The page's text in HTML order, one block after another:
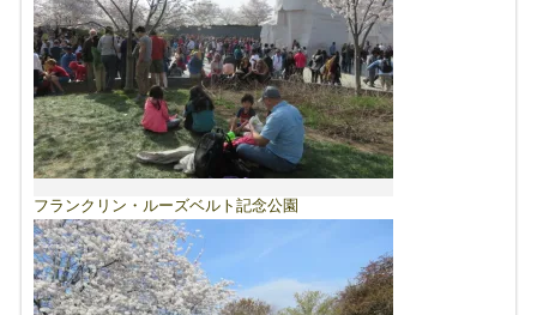
フランクリン・ルーズベルト記念公園